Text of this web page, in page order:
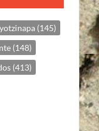
(145)
(148)
(413)